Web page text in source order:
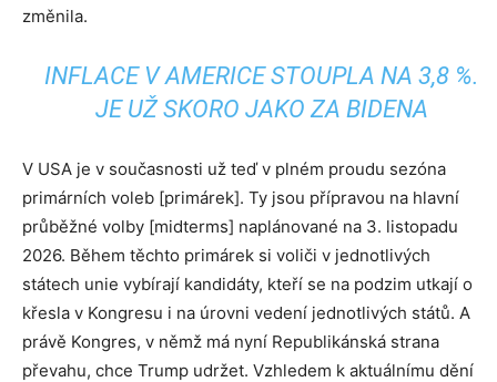
změnila.
INFLACE V AMERICE STOUPLA NA 3,8 %.
JE UŽ SKORO JAKO ZA BIDENA
V USA je v současnosti už teď v plném proudu sezóna
primárních voleb [primárek]. Ty jsou přípravou na hlavní
průběžné volby [midterms] naplánované na 3. listopadu
2026. Během těchto primárek si voliči v jednotlivých
státech unie vybírají kandidáty, kteří se na podzim utkají o
křesla v Kongresu i na úrovni vedení jednotlivých států. A
právě Kongres, v němž má nyní Republikánská strana
převahu, chce Trump udržet. Vzhledem k aktuálnímu dění